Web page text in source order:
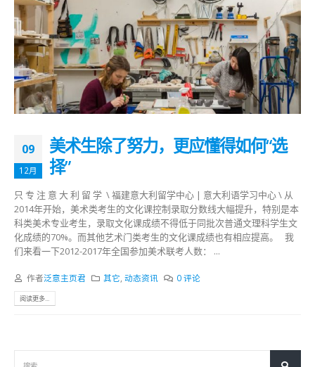
09
12月
美术生除了努力，更应懂得如何“选
择”
只 专 注 意 大 利 留 学 \ 福建意大利留学中心 | 意大利语学习中心 \ 从
2014年开始，美术类考生的文化课控制录取分数线大幅提升，特别是本
科类美术专业考生，录取文化课成绩不得低于同批次普通文理科学生文
化成绩的70%。而其他艺术门类考生的文化课成绩也有相应提高。 我
们来看一下2012-2017年全国参加美术联考人数： ...
作者泛意主页君 其它,动态资讯 0 评论
阅读更多...